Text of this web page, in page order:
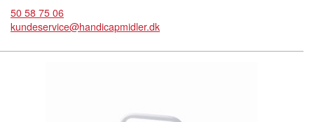
50 58 75 06
kundeservice@handicapmidler.dk